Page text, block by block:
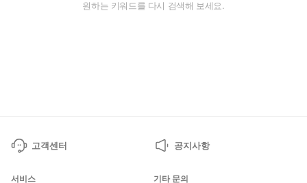
원하는 키워드를 다시 검색해 보세요.
고객센터 공지사항
서비스 기타 문의